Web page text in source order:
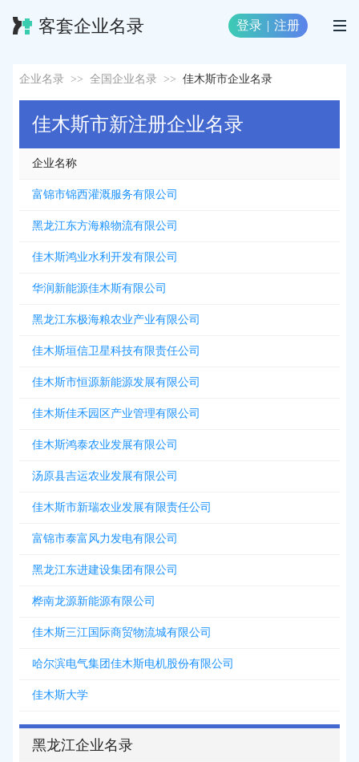
客套企业名录 登录 | 注册
企业名录 >> 全国企业名录 >> 佳木斯市企业名录
佳木斯市新注册企业名录
企业名称
富锦市锦西灌溉服务有限公司
黑龙江东方海粮物流有限公司
佳木斯鸿业水利开发有限公司
华润新能源佳木斯有限公司
黑龙江东极海粮农业产业有限公司
佳木斯垣信卫星科技有限责任公司
佳木斯市恒源新能源发展有限公司
佳木斯佳禾园区产业管理有限公司
佳木斯鸿泰农业发展有限公司
汤原县吉运农业发展有限公司
佳木斯市新瑞农业发展有限责任公司
富锦市泰富风力发电有限公司
黑龙江东进建设集团有限公司
桦南龙源新能源有限公司
佳木斯三江国际商贸物流城有限公司
哈尔滨电气集团佳木斯电机股份有限公司
佳木斯大学
黑龙江企业名录